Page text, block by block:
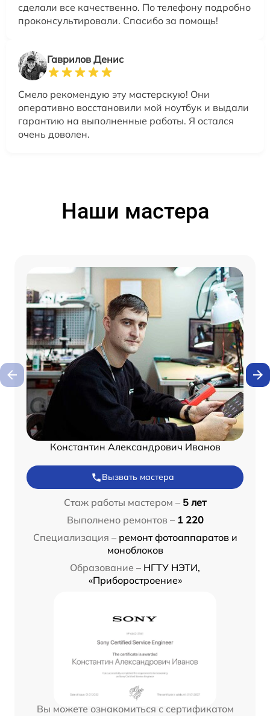
сделали все качественно. По телефону подробно
проконсультировали. Спасибо за помощь!
Гаврилов Денис
Смело рекомендую эту мастерскую! Они
оперативно восстановили мой ноутбук и выдали
гарантию на выполненные работы. Я остался
очень доволен.
Наши мастера
Константин Александрович Иванов
Вызвать мастера
Стаж работы мастером – 5 лет
Выполнено ремонтов – 1 220
Специализация – ремонт фотоаппаратов и
моноблоков
Образование – НГТУ НЭТИ,
«Приборостроение»
Вы можете ознакомиться с сертификатом